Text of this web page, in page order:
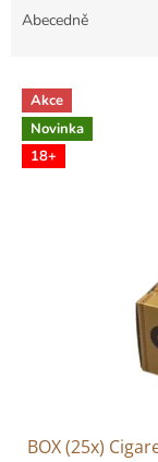
p
o
d
Abecedně
V
p
Akce
Novinka
18+
BOX (25x)